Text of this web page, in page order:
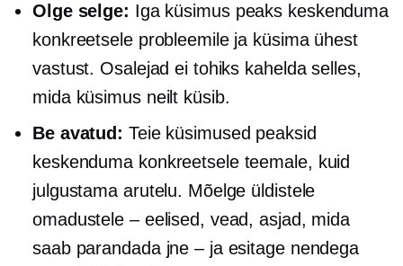
Olge selge: Iga küsimus peaks keskenduma
konkreetsele probleemile ja küsima ühest
vastust. Osalejad ei tohiks kahelda selles,
mida küsimus neilt küsib.
Be avatud: Teie küsimused peaksid
keskenduma konkreetsele teemale, kuid
julgustama arutelu. Mõelge üldistele
omadustele – eelised, vead, asjad, mida
saab parandada jne – ja esitage nendega